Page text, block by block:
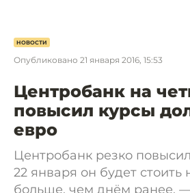
НОВОСТИ
Опубликовано 21 января 2016, 15:53
Центробанк на
повысил курсы
евро
Центробанк резко
22 января он будет стоить
больше, чем днём ранее, —